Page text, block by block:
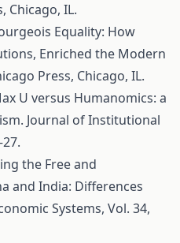
Chicago, IL.
Equality: How
Enriched the Modern
Press, Chicago, IL.
U versus Humanomics: a
Journal of Institutional
the Free and
and India: Differences
Systems, Vol. 34,